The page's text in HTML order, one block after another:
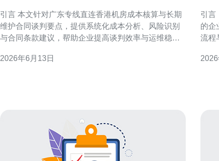
引言 本文针对广东专线直连香港机房成本核算与长期
维护合同谈判要点，提供系统化成本分析、风险识别
与合同条款建议，帮助企业提高谈判效率与运维稳定
冗余策略与合规需求，是广东专线直连香港机房成本
2026年6月13日
引言
的企
流程
地或国际